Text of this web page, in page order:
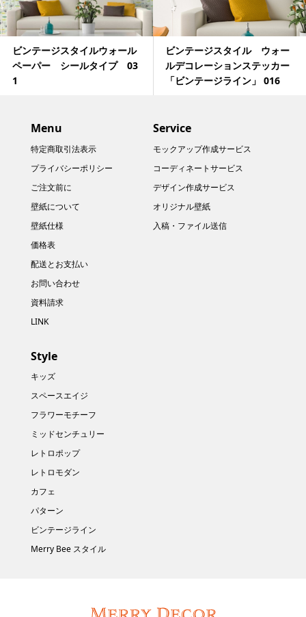
ビンテージスタイルウォール
ペーパー シールタイプ 03
1
ビンテージスタイル ウォー
ルデコレーションステッカー
「ビンテージライン」 016
Menu
特定商取引法表示
プライバシーポリシー
ご注文前に
壁紙について
壁紙仕様
価格表
配送とお支払い
お問い合わせ
資料請求
LINK
Service
モックアップ作成サービス
コーディネートサービス
デザイン作成サービス
オリジナル壁紙
入稿・ファイル送信
Style
キッズ
スペースエイジ
フラワーモチーフ
ミッドセンチュリー
レトロポップ
レトロモダン
カフェ
パターン
ビンテージライン
Merry Bee スタイル